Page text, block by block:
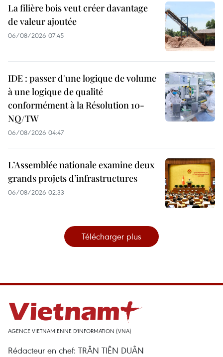
La filière bois veut créer davantage
de valeur ajoutée
06/08/2026 07:45
IDE : passer d'une logique de volume
à une logique de qualité
conformément à la Résolution 10-
NQ/TW
06/08/2026 04:47
L’Assemblée nationale examine deux
grands projets d’infrastructures
06/08/2026 02:33
Télécharger plus
AGENCE VIETNAMIENNE D'INFORMATION (VNA)
Rédacteur en chef: TRÂN TIÊN DUÂN